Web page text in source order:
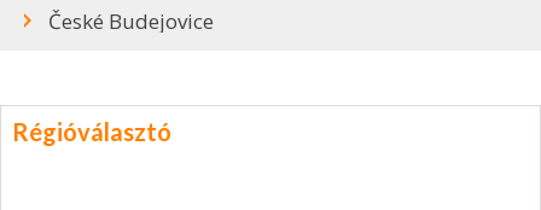
České Budejovice
Régióválasztó